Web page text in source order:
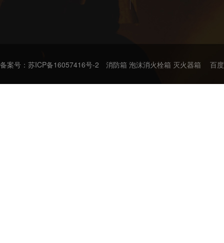
备案号： 苏ICP备16057416号-2 消防箱 泡沫消火栓箱 灭火器箱 百